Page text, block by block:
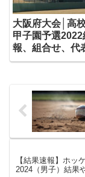
大阪府大会│高
甲子園予選2022
報、組合せ、代
の代表は？
【結果速報】ホッ
2024（男子）結果